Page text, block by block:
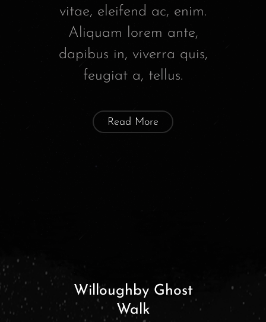
vitae, eleifend ac, enim.
Aliquam lorem ante,
dapibus in, viverra quis,
feugiat a, tellus.
Read More
Willoughby Ghost
Walk